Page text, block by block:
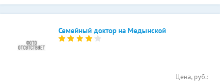
Семейный доктор на Медынской
Цена, руб.: